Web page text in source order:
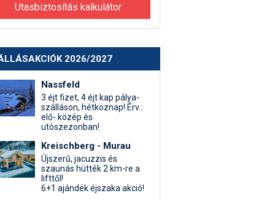
Utasbiztosítás kalkulátor
2026/2027
Nassfeld
3 éjt fizet, 4 éjt kap pálya-
szálláson, hétköznap! Érv.:
elő- közép és
utószezonban!
Kreischberg - Murau
Újszerű, jacuzzis és
szaunás hütték 2 km-re a
lifttől!
6+1 ajándék éjszaka akció!